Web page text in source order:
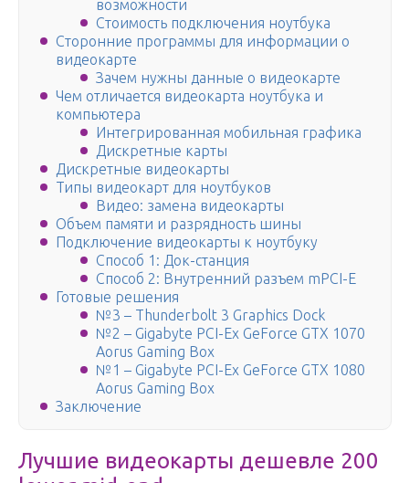
возможности
Стоимость подключения ноутбука
Сторонние программы для информации о
видеокарте
Зачем нужны данные о видеокарте
Чем отличается видеокарта ноутбука и
компьютера
Интегрированная мобильная графика
Дискретные карты
Дискретные видеокарты
Типы видеокарт для ноутбуков
Видео: замена видеокарты
Объем памяти и разрядность шины
Подключение видеокарты к ноутбуку
Способ 1: Док-станция
Способ 2: Внутренний разъем mPCI-E
Готовые решения
№3 – Thunderbolt 3 Graphics Dock
№2 – Gigabyte PCI-Ex GeForce GTX 1070
Aorus Gaming Box
№1 – Gigabyte PCI-Ex GeForce GTX 1080
Aorus Gaming Box
Заключение
Лучшие видеокарты дешевле 200